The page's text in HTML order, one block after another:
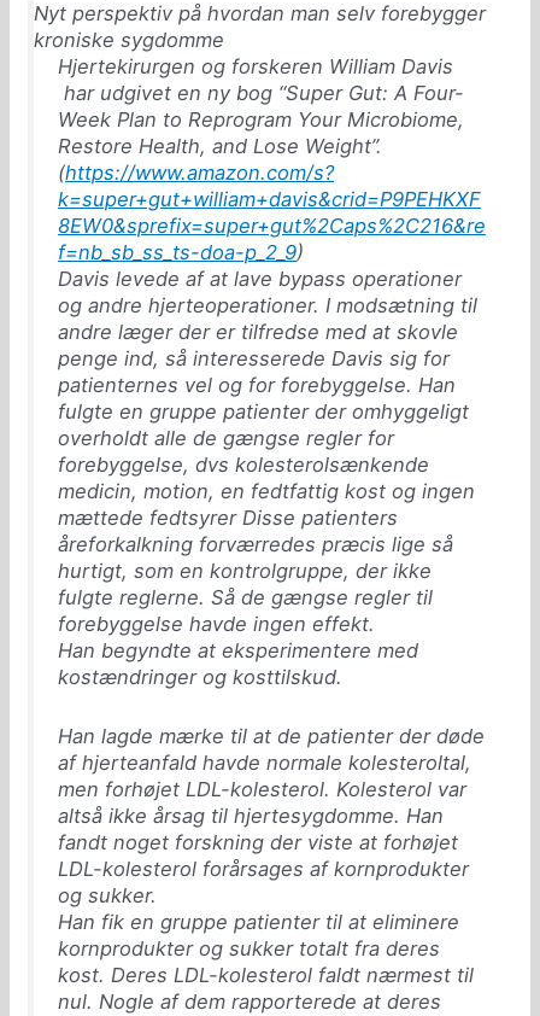
Nyt perspektiv på hvordan man selv forebygger
kroniske sygdomme
Hjertekirurgen og forskeren William Davis
har udgivet en ny bog “Super Gut: A Four-
Week Plan to Reprogram Your Microbiome,
Restore Health, and Lose Weight”.
(https://www.amazon.com/s?
k=super+gut+william+davis&crid=P9PEHKXF
8EW0&sprefix=super+gut%2Caps%2C216&re
f=nb_sb_ss_ts-doa-p_2_9)
Davis levede af at lave bypass operationer
og andre hjerteoperationer. I modsætning til
andre læger der er tilfredse med at skovle
penge ind, så interesserede Davis sig for
patienternes vel og for forebyggelse. Han
fulgte en gruppe patienter der omhyggeligt
overholdt alle de gængse regler for
forebyggelse, dvs kolesterolsænkende
medicin, motion, en fedtfattig kost og ingen
mættede fedtsyrer Disse patienters
åreforkalkning forværredes præcis lige så
hurtigt, som en kontrolgruppe, der ikke
fulgte reglerne. Så de gængse regler til
forebyggelse havde ingen effekt.
Han begyndte at eksperimentere med
kostændringer og kosttilskud.
Han lagde mærke til at de patienter der døde
af hjerteanfald havde normale kolesteroltal,
men forhøjet LDL-kolesterol. Kolesterol var
altså ikke årsag til hjertesygdomme. Han
fandt noget forskning der viste at forhøjet
LDL-kolesterol forårsages af kornprodukter
og sukker.
Han fik en gruppe patienter til at eliminere
kornprodukter og sukker totalt fra deres
kost. Deres LDL-kolesterol faldt nærmest til
nul. Nogle af dem rapporterede at deres